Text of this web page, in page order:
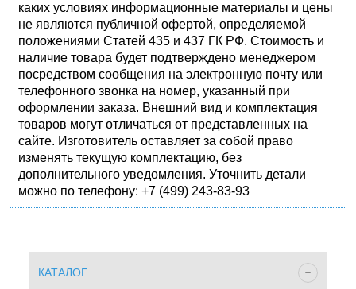
каких условиях информационные материалы и цены
не являются публичной офертой, определяемой
положениями Статей 435 и 437 ГК РФ. Стоимость и
наличие товара будет подтверждено менеджером
посредством сообщения на электронную почту или
телефонного звонка на номер, указанный при
оформлении заказа. Внешний вид и комплектация
товаров могут отличаться от представленных на
сайте. Изготовитель оставляет за собой право
изменять текущую комплектацию, без
дополнительного уведомления. Уточнить детали
можно по телефону: +7 (499) 243-83-93
КАТАЛОГ